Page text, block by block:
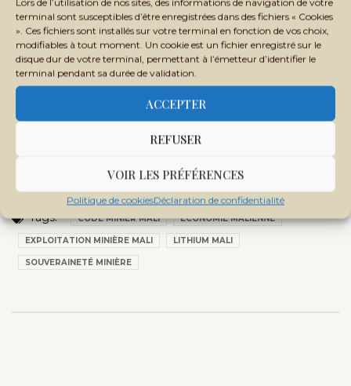
Lors de l’utilisation de nos sites, des informations de navigation de votre
terminal sont susceptibles d’être enregistrées dans des fichiers « Cookies
». Ces fichiers sont installés sur votre terminal en fonction de vos choix,
modifiables à tout moment. Un cookie est un fichier enregistré sur le
disque dur de votre terminal, permettant à l’émetteur d’identifier le
terminal pendant sa durée de validation.
ACCEPTER
REFUSER
VOIR LES PRÉFÉRENCES
Politique de cookiesDéclaration de confidentialité
Révolution minière : enfin le temps
Tags: CODE MINIER MALI ÉCONOMIE MALIENNE
EXPLOITATION MINIÈRE MALI LITHIUM MALI
SOUVERAINETÉ MINIÈRE